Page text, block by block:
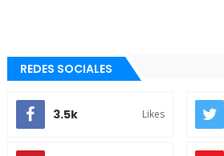
REDES SOCIALES
3.5k Likes